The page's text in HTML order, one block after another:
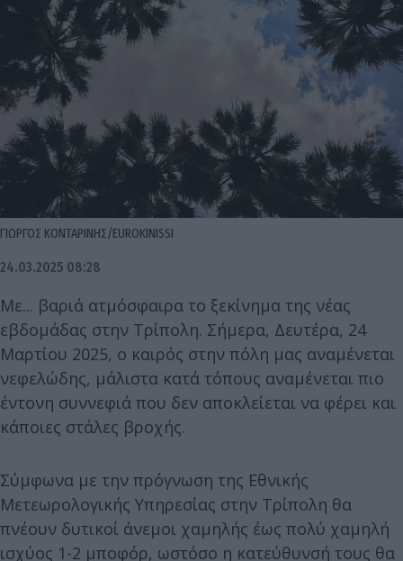
ΓΙΩΡΓΟΣ ΚΟΝΤΑΡΙΝΗΣ/EUROKINISSI
24.03.2025 08:28
Με... βαριά ατμόσφαιρα το ξεκίνημα της νέας
εβδομάδας στην Τρίπολη. Σήμερα, Δευτέρα, 24
Μαρτίου 2025, ο καιρός στην πόλη μας αναμένεται
νεφελώδης, μάλιστα κατά τόπους αναμένεται πιο
έντονη συννεφιά που δεν αποκλείεται να φέρει και
κάποιες στάλες βροχής.
Σύμφωνα με την πρόγνωση της Εθνικής
Μετεωρολογικής Υπηρεσίας στην Τρίπολη θα
πνέουν δυτικοί άνεμοι χαμηλής έως πολύ χαμηλή
ισχύος 1-2 μποφόρ, ωστόσο η κατεύθυνσή τους θα